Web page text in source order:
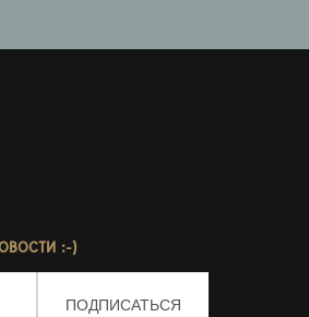
:-)